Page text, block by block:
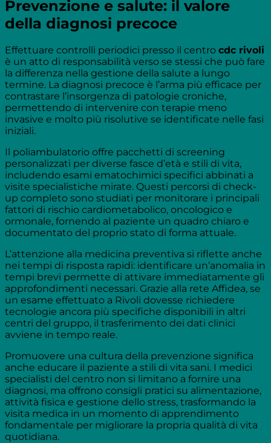
Prevenzione e salute: il valore
della diagnosi precoce
Effettuare controlli periodici presso il centro cdc rivoli
è un atto di responsabilità verso se stessi che può fare
la differenza nella gestione della salute a lungo
termine. La diagnosi precoce è l’arma più efficace per
contrastare l’insorgenza di patologie croniche,
permettendo di intervenire con terapie meno
invasive e molto più risolutive se identificate nelle fasi
iniziali.
Il poliambulatorio offre pacchetti di screening
personalizzati per diverse fasce d’età e stili di vita,
includendo esami ematochimici specifici abbinati a
visite specialistiche mirate. Questi percorsi di check-
up completo sono studiati per monitorare i principali
fattori di rischio cardiometabolico, oncologico e
ormonale, fornendo al paziente un quadro chiaro e
documentato del proprio stato di forma attuale.
L’attenzione alla medicina preventiva si riflette anche
nei tempi di risposta rapidi: identificare un’anomalia in
tempi brevi permette di attivare immediatamente gli
approfondimenti necessari. Grazie alla rete Affidea, se
un esame effettuato a Rivoli dovesse richiedere
tecnologie ancora più specifiche disponibili in altri
centri del gruppo, il trasferimento dei dati clinici
avviene in tempo reale.
Promuovere una cultura della prevenzione significa
anche educare il paziente a stili di vita sani. I medici
specialisti del centro non si limitano a fornire una
diagnosi, ma offrono consigli pratici su alimentazione,
attività fisica e gestione dello stress, trasformando la
visita medica in un momento di apprendimento
fondamentale per migliorare la propria qualità di vita
quotidiana.